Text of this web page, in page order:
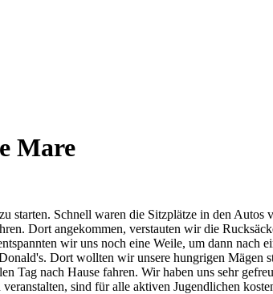
Mare
starten. Schnell waren die Sitzplätze in den Autos
Dort angekommen, verstauten wir die
wir uns noch eine Weile, um dann nach
Dort wollten wir unsere hungrigen Mägen
nach Hause fahren. Wir haben uns sehr
sind für alle aktiven Jugendlichen